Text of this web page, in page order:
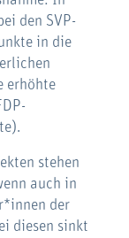
den SVP-
in die
erhöhte
stehen
auch in
der
diesen sinkt